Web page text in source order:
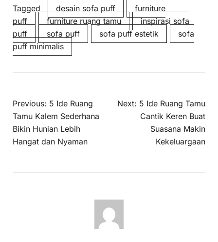
Tagged desain sofa puff
furniture
puff
furniture ruang tamu
inspirasi sofa
puff
sofa puff sofa puff estetik
sofa
puff minimalis
Previous: 5 Ide Ruang
Tamu Kalem Sederhana
Bikin Hunian Lebih
Hangat dan Nyaman
Next: 5 Ide Ruang Tamu
Cantik Keren Buat
Suasana Makin
Kekeluargaan